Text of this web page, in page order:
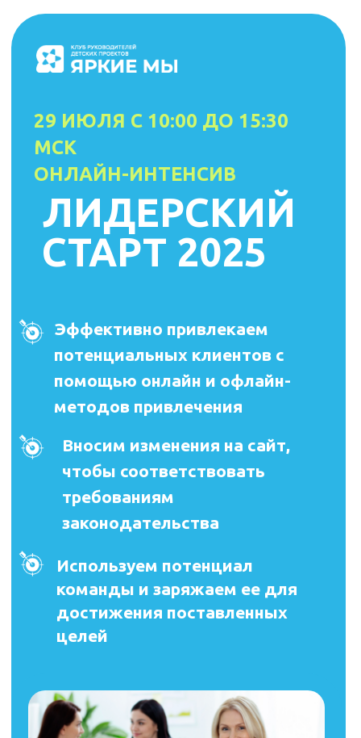
ЛИДЕРСКИЙ
СТАРТ 2025
Эффективно привлекаем
потенциальных клиентов с
помощью онлайн и офлайн-
чтобы соответствовать
требованиям
Используем потенциал
команды и заряжаем ее для
достижения поставленных
целей
ОНЛАЙН-ИНТЕНСИВ
КУПИТЬ ЗАПИСЬ